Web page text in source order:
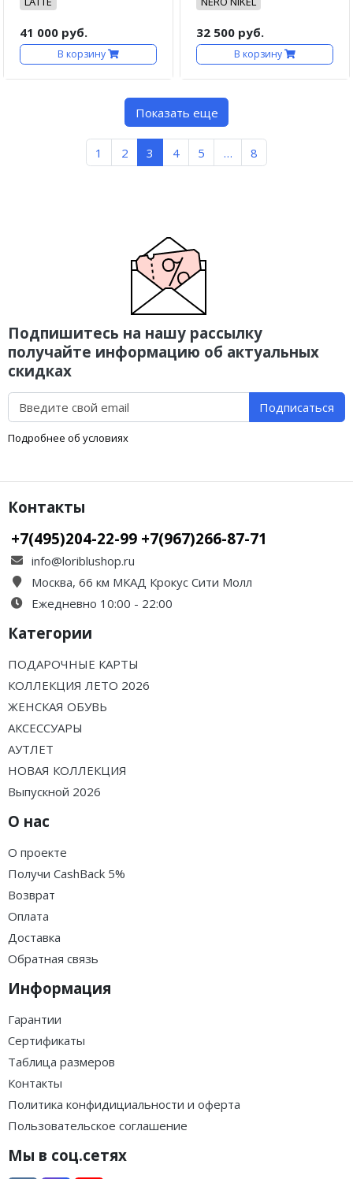
41 000 руб.
В корзину
32 500 руб.
В корзину
Показать еще
1 2 3 4 5 … 8
Подпишитесь на нашу рассылку
получайте информацию об актуальных
скидках
Подписаться
Подробнее об условиях
Контакты
+7(495)204-22-99 +7(967)266-87-71
info@loriblushop.ru
Москва, 66 км МКАД Крокус Сити Молл
Ежедневно 10:00 - 22:00
Категории
ПОДАРОЧНЫЕ КАРТЫ
КОЛЛЕКЦИЯ ЛЕТО 2026
ЖЕНСКАЯ ОБУВЬ
АКСЕССУАРЫ
АУТЛЕТ
НОВАЯ КОЛЛЕКЦИЯ
Выпускной 2026
О нас
О проекте
Получи CashBack 5%
Возврат
Оплата
Доставка
Обратная связь
Информация
Гарантии
Сертификаты
Таблица размеров
Контакты
Политика конфидициальности и оферта
Пользовательское соглашение
Мы в соц.сетях